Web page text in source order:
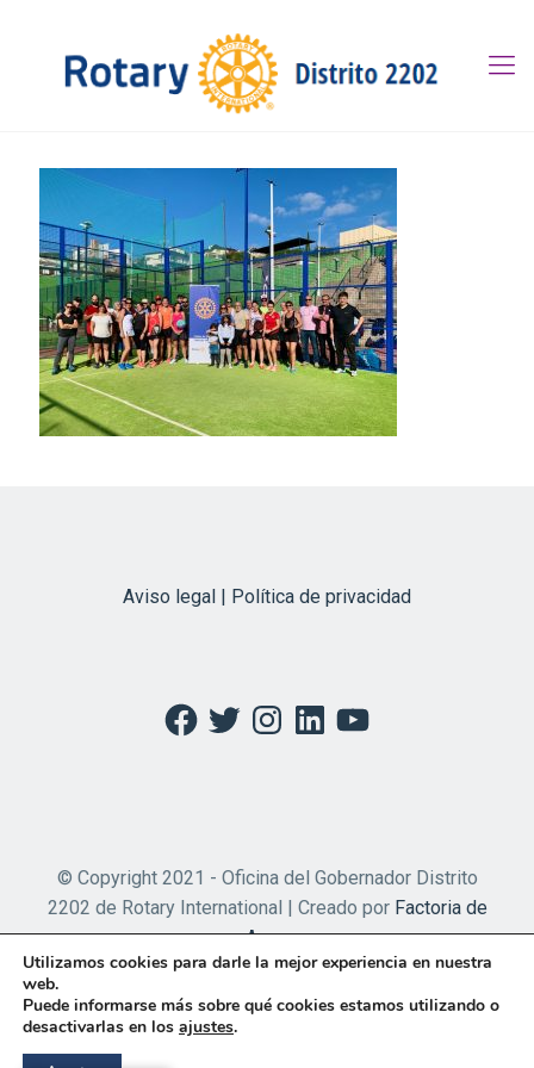
Aviso legal | Política de privacidad
Facebook
TwitterInstagramLinkedInYouTube
© Copyright 2021 - Oficina del Gobernador Distrito
2202 de Rotary International | Creado por Factoria de
Apps
Utilizamos cookies para darle la mejor experiencia en nuestra
web.
Puede informarse más sobre qué cookies estamos utilizando o
desactivarlas en los ajustes.